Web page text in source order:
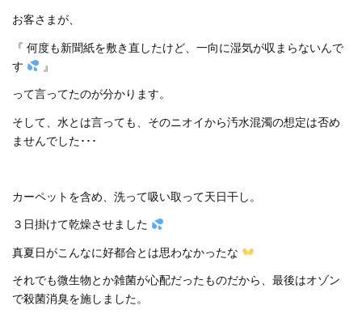
お客さまが、
『 何度も新聞紙を敷き直したけど、一向に湿気が収まらないんで
す
』
って言ってたのが分かります。
そして、水とは言っても、そのニオイから汚水混濁の想定は否め
ませんでした･･･
カーペットを含め、洗って吸い取って天日干し。
３日掛けて乾燥させました
真夏日がこんなに好都合とは思わなかったな
それでも微生物とか雑菌が心配だったものだから、最後はオゾン
で殺菌消臭を施しました。